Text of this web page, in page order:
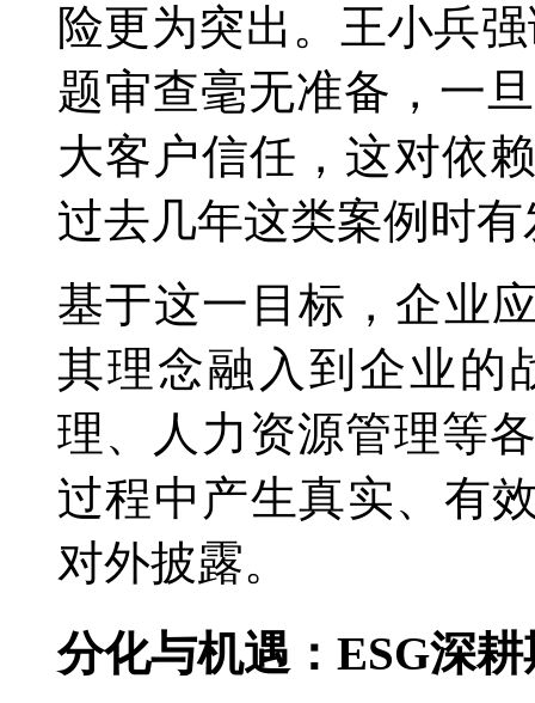
险更为突出。王小兵
题审查毫无准备，一
大客户信任，这对依
过去几年这类案例时有
基于这一目标，企业
其理念融入到企业的
理、人力资源管理等
过程中产生真实、有
对外披露。
分化与机遇：ESG深